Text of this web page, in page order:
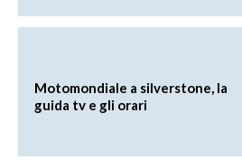
Motomondiale a silverstone, la
guida tv e gli orari